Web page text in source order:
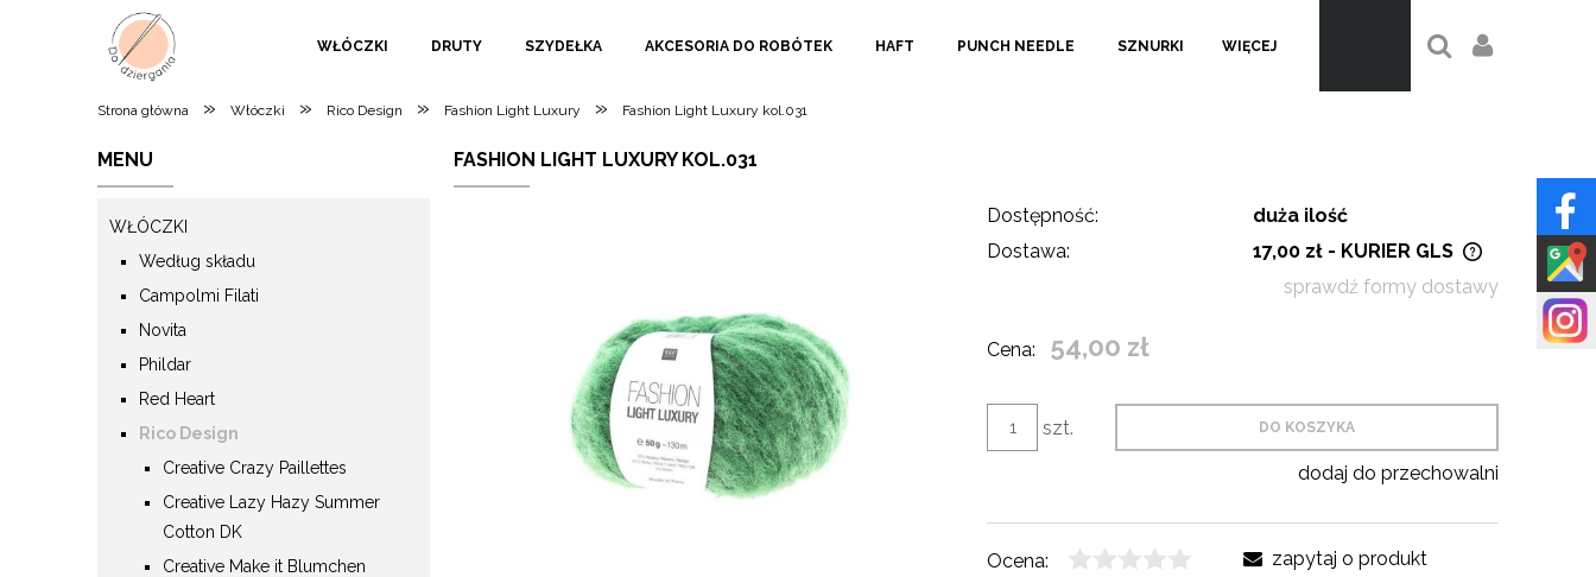
WŁÓCZKI DRUTY SZYDEŁKA AKCESORIA DO ROBÓTEK HAFT PUNCH NEEDLE SZNURKI WIĘCEJ
Strona główna » Włóczki » Rico Design » Fashion Light Luxury » Fashion Light Luxury kol.031
MENU
WŁÓCZKI
Według składu
Campolmi Filati
Novita
Phildar
Red Heart
Rico Design
Creative Crazy Paillettes
Creative Lazy Hazy Summer
Cotton DK
Creative Make it Blumchen
FASHION LIGHT LUXURY KOL.031
Dostępność:
duża ilość
Dostawa:
17,00 zł - KURIER GLS
sprawdź formy dostawy
Cena: 54,00 zł
szt. DO KOSZYKA
dodaj do przechowalni
Ocena:
zapytaj o produkt